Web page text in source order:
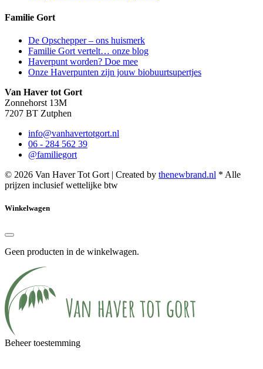
Familie Gort
De Opschepper – ons huismerk
Familie Gort vertelt… onze blog
Haverpunt worden? Doe mee
Onze Haverpunten zijn jouw biobuurtsupertjes
Van Haver tot Gort
Zonnehorst 13M
7207 BT Zutphen
info@vanhavertotgort.nl
06 - 284 562 39
@familiegort
© 2026 Van Haver Tot Gort | Created by thenewbrand.nl * Alle
prijzen inclusief wettelijke btw
Winkelwagen
Geen producten in de winkelwagen.
Beheer toestemming